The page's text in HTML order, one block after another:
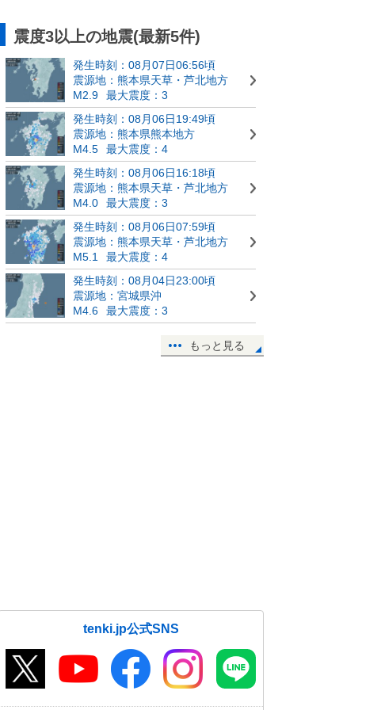
震度3以上の地震(最新5件)
発生時刻：08月07日06:56頃
震源地：熊本県天草・芦北地方
M2.9
最大震度：3
発生時刻：08月06日19:49頃
震源地：熊本県熊本地方
M4.5
最大震度：4
発生時刻：08月06日16:18頃
震源地：熊本県天草・芦北地方
M4.0
最大震度：3
発生時刻：08月06日07:59頃
震源地：熊本県天草・芦北地方
M5.1
最大震度：4
発生時刻：08月04日23:00頃
震源地：宮城県沖
M4.6
最大震度：3
もっと見る
tenki.jp公式SNS